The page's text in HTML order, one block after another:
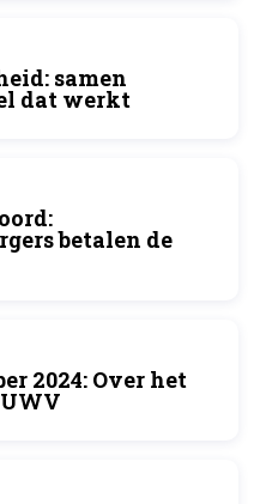
samen
dat werkt
betalen de
2024: Over het